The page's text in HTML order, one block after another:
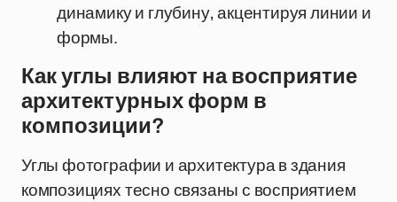
динамику и глубину, акцентируя линии и
формы.
Как углы влияют на восприятие
архитектурных форм в
композиции?
Углы фотографии и архитектура в здания
композициях тесно связаны с восприятием